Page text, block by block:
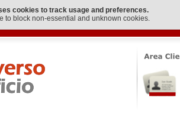
cookies to track usage and preferences.
to block non-essential and unknown cookies.